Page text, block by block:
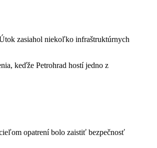
zasiahol niekoľko infraštruktúrnych
keďže Petrohrad hostí jedno z
opatrení bolo zaistiť bezpečnosť